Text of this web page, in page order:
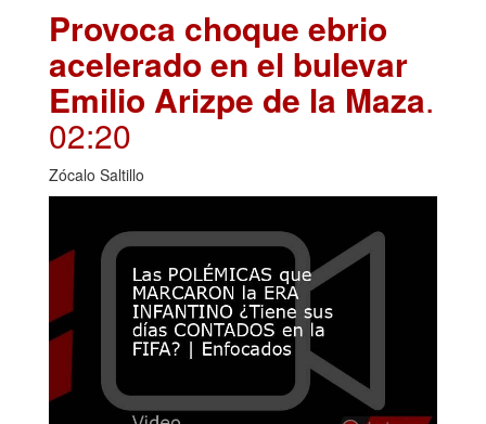
Provoca choque ebrio
acelerado en el bulevar
Emilio Arizpe de la Maza.
02:20
Zócalo Saltillo